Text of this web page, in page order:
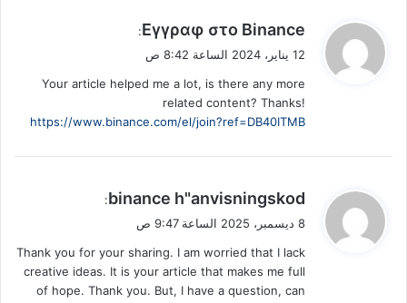
ي
ق
ل
Εγγραφ στο Binance
:
12 يناير، 2024 الساعة 8:42 ص
Your article helped me a lot, is there any more
related content? Thanks!
https://www.binance.com/el/join?ref=DB40ITMB
ي
ق
ل
binance h"anvisningskod
:
8 ديسمبر، 2025 الساعة 9:47 ص
Thank you for your sharing. I am worried that I lack
creative ideas. It is your article that makes me full
of hope. Thank you. But, I have a question, can